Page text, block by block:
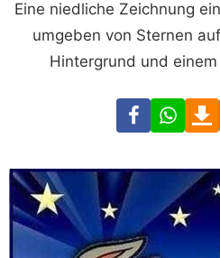
Eine niedliche Zeichnung
umgeben von Sternen
Hintergrund und
Facebook